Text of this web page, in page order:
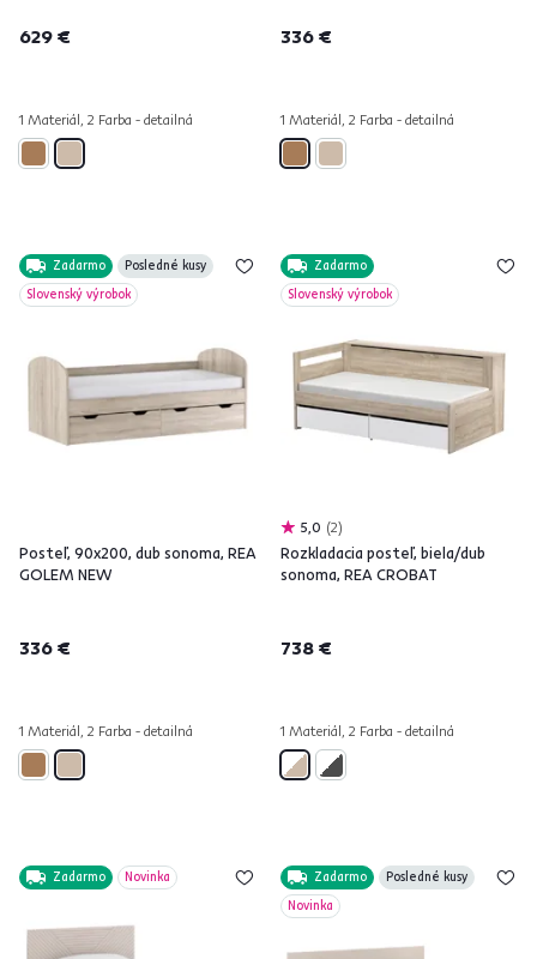
629 €
1 Materiál, 2 Farba - detailná
336 €
1 Materiál, 2 Farba - detailná
Zadarmo
Posledné kusy
Slovenský výrobok
Posteľ, 90x200, dub sonoma, REA
GOLEM NEW
336 €
1 Materiál, 2 Farba - detailná
Zadarmo
Slovenský výrobok
5,0 2
Rozkladacia posteľ, biela/dub
sonoma, REA CROBAT
738 €
1 Materiál, 2 Farba - detailná
Zadarmo Novinka Zadarmo
Posledné kusy
Novinka